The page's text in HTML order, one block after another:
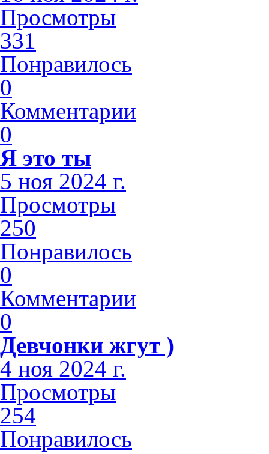
Просмотры
331
Понравилось
0
Комментарии
0
Я это ты
5 ноя 2024 г.
Просмотры
250
Понравилось
0
Комментарии
0
Девчонки жгут )
4 ноя 2024 г.
Просмотры
254
Понравилось